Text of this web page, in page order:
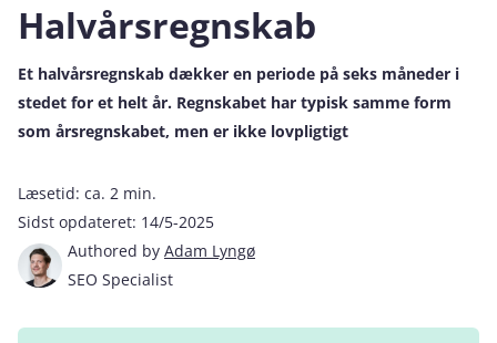
Halvårsregnskab
Et halvårsregnskab dækker en periode på seks måneder i
stedet for et helt år. Regnskabet har typisk samme form
som årsregnskabet, men er ikke lovpligtigt
Læsetid: ca. 2 min.
Sidst opdateret: 14/5-2025
Authored by Adam Lyngø
SEO Specialist